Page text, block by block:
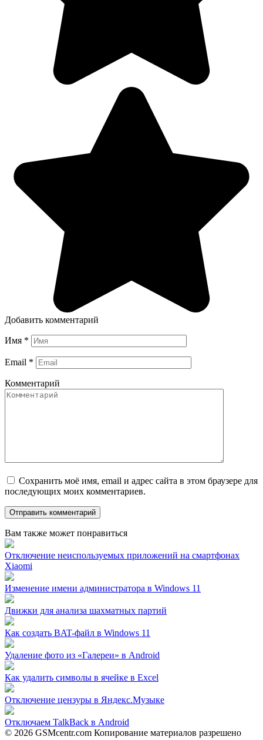
Добавить комментарий
Имя *
Email *
Комментарий
Сохранить моё имя, email и адрес сайта в этом браузере для
последующих моих комментариев.
Вам также может понравиться
Отключение неиспользуемых приложений на смартфонах
Xiaomi
Изменение имени администратора в Windows 11
Движки для анализа шахматных партий
Как создать BAT-файл в Windows 11
Удаление фото из «Галереи» в Android
Как удалить символы в ячейке в Excel
Отключение цензуры в Яндекс.Музыке
Отключаем TalkBack в Android
© 2026 GSMcentr.com Копирование материалов разрешено